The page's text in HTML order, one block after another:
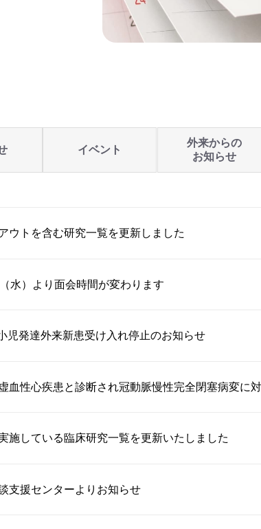
イベント
外来からの
お知らせ
ウトを含む研究一覧を更新しました
水）より面会時間が変わります
児発達外来新患受け入れ停止のお知らせ
血性心疾患と診断され冠動脈慢性完全閉塞病変に
施している臨床研究一覧を更新いたしました
支援センターよりお知らせ